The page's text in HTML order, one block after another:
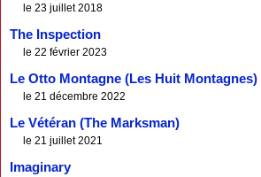
le 23 juillet 2018
The Inspection
le 22 février 2023
Le Otto Montagne (Les Huit Montagnes)
le 21 décembre 2022
Le Vétéran (The Marksman)
le 21 juillet 2021
Imaginary